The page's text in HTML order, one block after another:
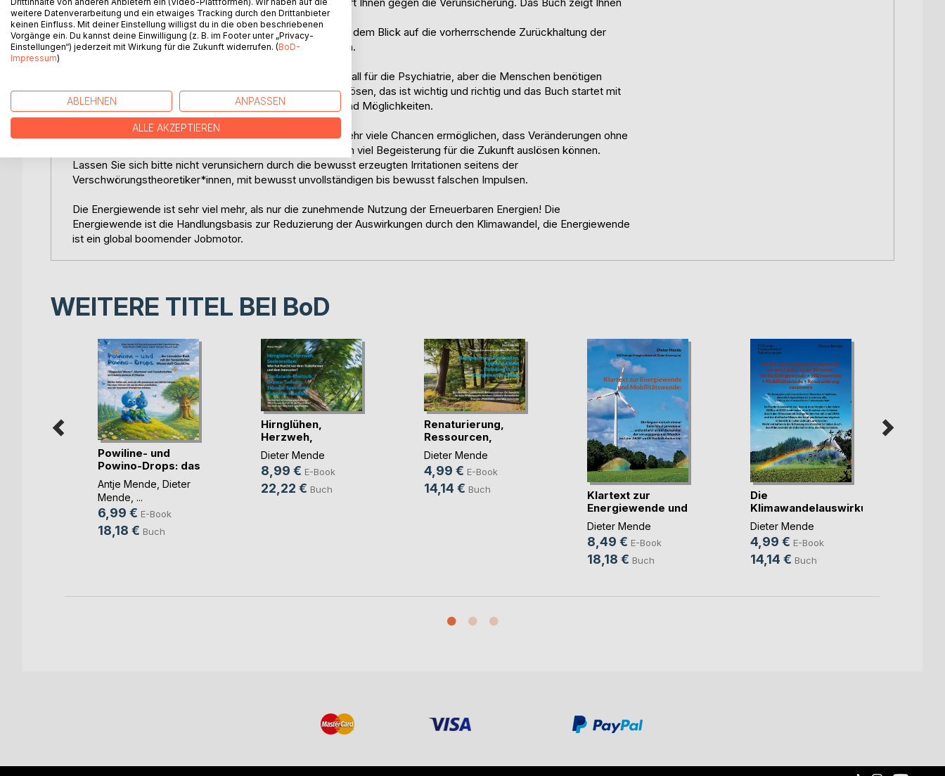
auch, die falsche Rhetorik zu erkennen.
Das Buch startet mit der Identifizierung des Auslösers mit dem Blick auf die vorherrschende Zurückhaltung der
Menschen bis hin zur Hysterie mit Verschwörungstheorien.
Nein, die Menschen in Deutschland sind tatsächlich kein Fall für die Psychiatrie, aber die Menschen benötigen
Orientierung. Die Igelhaltung der Menschen nach Corona lösen, das ist wichtig und richtig und das Buch startet mit
dem Erkennen und Aufgreifen der zahlreichen Chancen und Möglichkeiten.
Lassen sie sich davon begeistern, dass Veränderungen sehr viele Chancen ermöglichen, dass Veränderungen ohne
Übertreibung sehr spannend sind und dass Veränderungen viel Begeisterung für die Zukunft auslösen können.
Lassen Sie sich bitte nicht verunsichern durch die bewusst erzeugten Irritationen seitens der
Verschwörungstheoretiker*innen, mit bewusst unvollständigen bis bewusst falschen Impulsen.
Die Energiewende ist sehr viel mehr, als nur die zunehmende Nutzung der Erneuerbaren Energien! Die
Energiewende ist die Handlungsbasis zur Reduzierung der Auswirkungen durch den Klimawandel, die Energiewende
ist ein global boomender Jobmotor.
WEITERE TITEL BEI BoD
Powiline- und
Powino-Drops: das
in(...)
Antje Mende Dieter
Mende , ...
6,99 € E-Book
18,18 € Buch
Hirnglühen,
Herzweh,
Seelenreißen:(...)
Dieter Mende
8,99 € E-Book
22,22 € Buch
Renaturierung,
Ressourcen,
Rebound(...)
Dieter Mende
4,99 € E-Book
14,14 € Buch
Klartext zur
Energiewende und
Mobi(...)
Dieter Mende
8,49 € E-Book
18,18 € Buch
Die
Klimawandelauswirkungen
sind u(...)
Dieter Mende
4,99 € E-Book
14,14 € Buch
weitere Datenverarbeitung und ein etwaiges Tracking durch den Drittanbieter
keinen Einfluss. Mit deiner Einstellung willigst du in die oben beschriebenen
Vorgänge ein. Du kannst deine Einwilligung (z. B. im Footer unter „Privacy-
Einstellungen“) jederzeit mit Wirkung für die Zukunft widerrufen. (BoD-
Impressum)
ABLEHNEN ANPASSEN
ALLE AKZEPTIEREN